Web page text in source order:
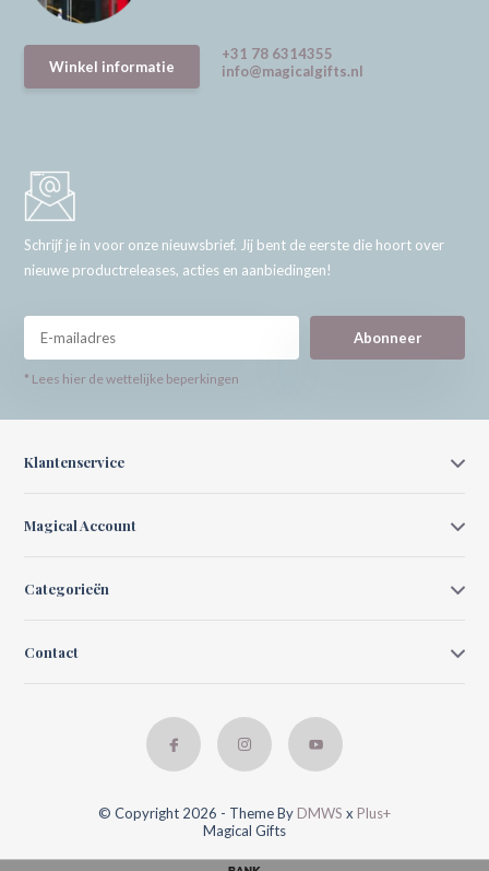
Winkel informatie
+31 78 6314355
info@magicalgifts.nl
Schrijf je in voor onze nieuwsbrief. Jij bent de eerste die hoort over
nieuwe productreleases, acties en aanbiedingen!
Abonneer
* Lees hier de wettelijke beperkingen
Klantenservice
Magical Account
Categorieën
Contact
© Copyright 2026 - Theme By DMWS x Plus+
Magical Gifts